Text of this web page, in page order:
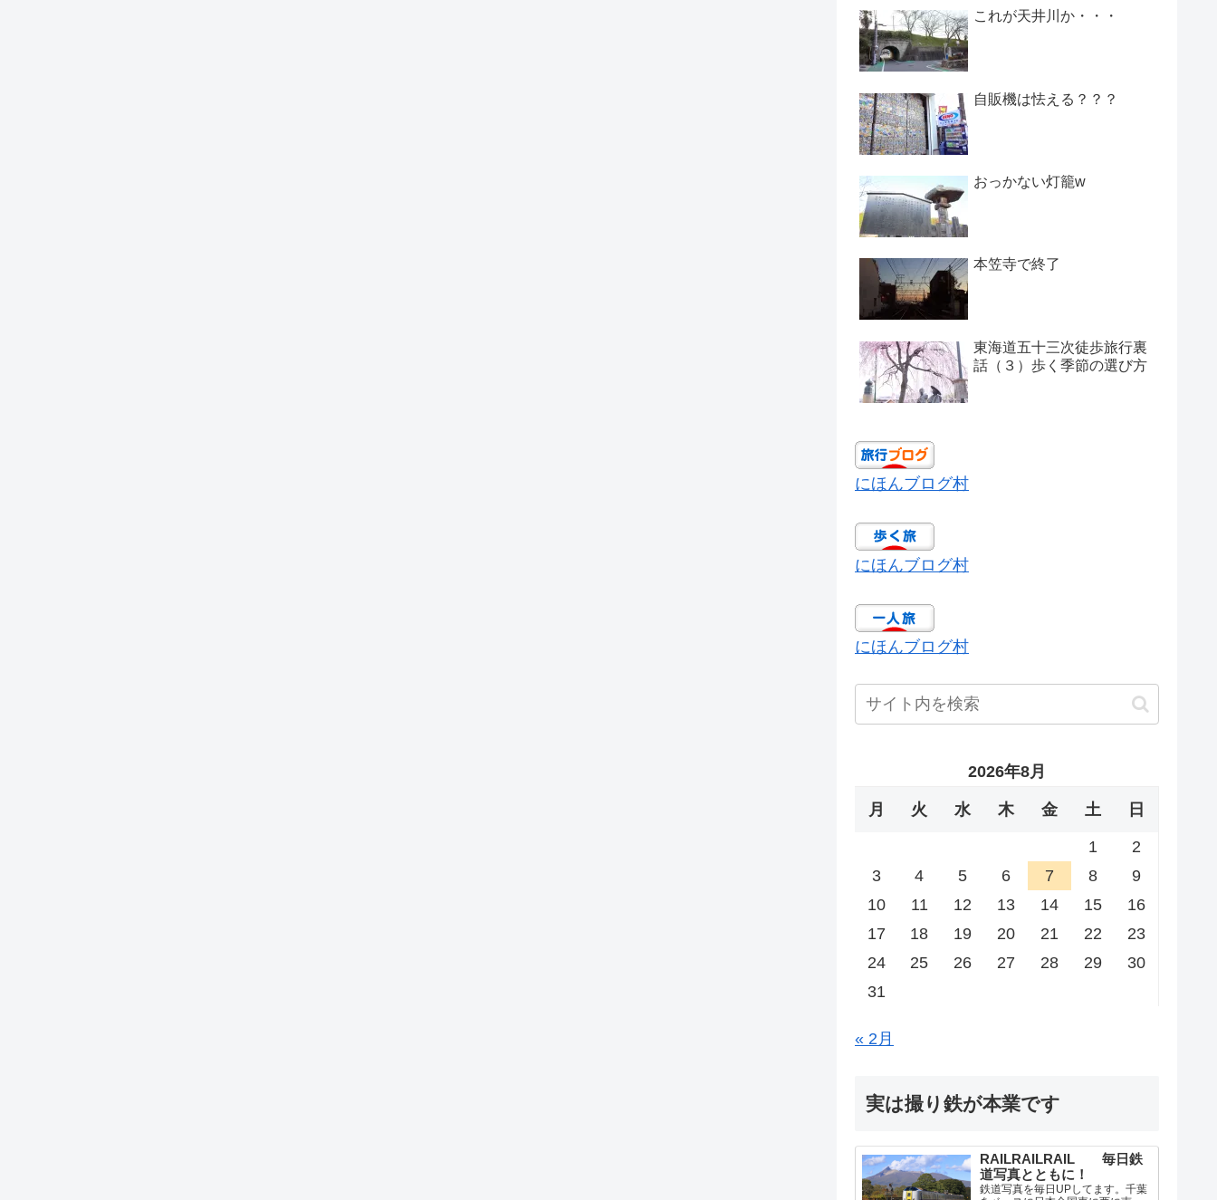
これが天井川か・・・
自販機は怯える？？？
おっかない灯籠w
本笠寺で終了
東海道五十三次徒歩旅行裏
話（３）歩く季節の選び方
にほんブログ村
にほんブログ村
にほんブログ村
2026年8月
月 火 水 木 金 土 日
1
2
3
4 5 6 7 8
9
10
11 12 13 14 15
16
17
18 19 20 21 22
23
24
25 26 27 28 29
30
31
« 2月
実は撮り鉄が本業です
RAILRAILRAIL 毎日鉄
道写真とともに！
鉄道写真を毎日UPしてます。千葉